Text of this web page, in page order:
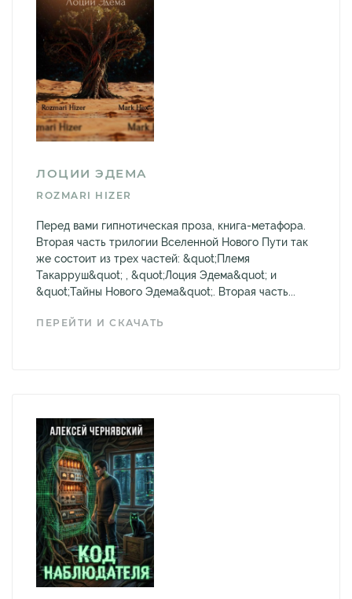
ЛОЦИИ ЭДЕМА
ROZMARI HIZER
Перед вами гипнотическая проза, книга-метафора.
Вторая часть трилогии Вселенной Нового Пути так
же состоит из трех частей: &quot;Племя
Такарруш&quot; , &quot;Лоция Эдема&quot; и
&quot;Тайны Нового Эдема&quot;. Вторая часть...
ПЕРЕЙТИ И СКАЧАТЬ